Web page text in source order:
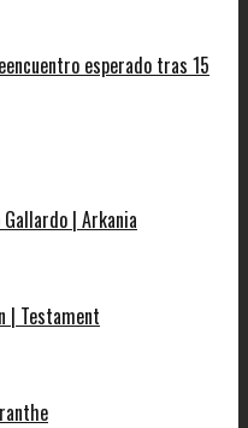
esperado tras 15
| Arkania
| Testament